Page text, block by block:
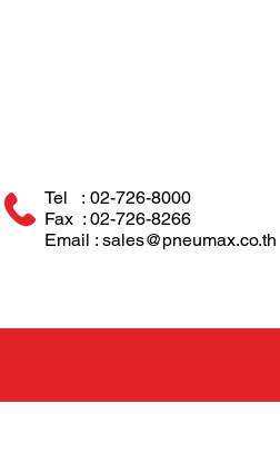
Tel : 02-726-8000
Fax : 02-726-8266
Email : sales@pneumax.co.th